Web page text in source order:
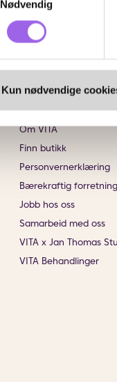
Nødvendig
Kun nødvendige
59,-
Om VITA
Finn butikk
Personvernerklæring
Bærekraftig
Jobb hos oss
Samarbeid med oss
VITA x Jan Thomas
VITA Behandlinger